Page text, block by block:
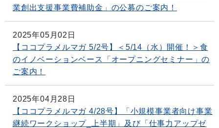
業創出支援事業費補助金」の公募のご案内！
2025年05月02日
【ココプラメルマガ 5/2号】＜5/14（水）開催！＞食
のイノベーションベース「オープニングセミナー」の
ご案内！
2025年04月28日
【ココプラメルマガ 4/28号】「小規模事業者向け事業
継続ワークショップ_上半期」及び「仕事力アップゼ